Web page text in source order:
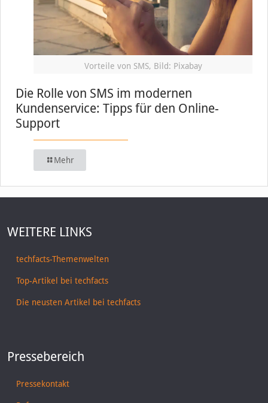
Vorteile von SMS, Bild: Pixabay
Die Rolle von SMS im modernen
Kundenservice: Tipps für den Online-
Support
Mehr
WEITERE LINKS
techfacts-Themenwelten
Top-Artikel bei techfacts
Die neusten Artikel bei techfacts
Pressebereich
Pressekontakt